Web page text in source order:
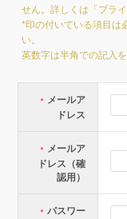
せん。詳しくは「プラ
*印の付いている項目は
い。
英数字は半角での記入
＊
メールア
ドレス
＊
メールア
ドレス（確
認用）
＊ パスワー